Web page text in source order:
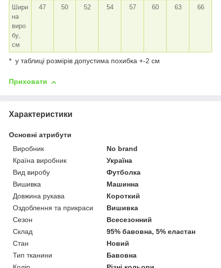
Шири
на
виро
бу,
см
47 50 52 54 57 60 63 66
* у таблиці розмірів допустима похибка +-2 см
Приховати
Характеристики
Основні атрибути
Виробник
No brand
Країна виробник
Україна
Вид виробу
Футболка
Вишивка
Машинна
Довжина рукава
Короткий
Оздоблення та прикраси
Вишивка
Сезон
Всесезонний
Склад
95% бавовна, 5% еластан
Стан
Новий
Тип тканини
Бавовна